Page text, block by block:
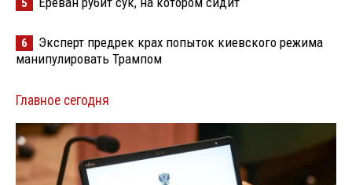
5
6
Эксперт предрек крах попыток киевского режима
манипулировать Трампом
Главное сегодня